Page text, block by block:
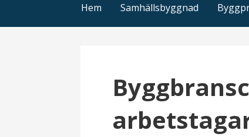
Hem Samhällsbyggnad